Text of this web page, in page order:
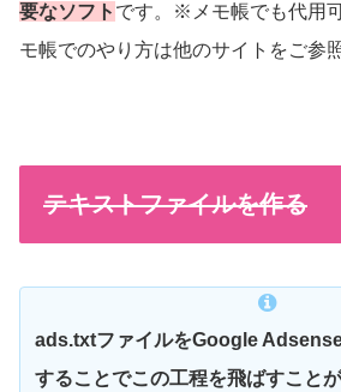
要なソフト です。※メモ帳でも代用
モ帳でのやり方は他のサイトをご参
テキストファイルを作る
ads.txtファイルをGoogle
することでこの工程を飛ばすことが